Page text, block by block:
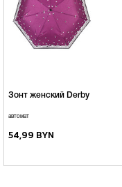
Зонт женский Derby
автомат
54,99 BYN